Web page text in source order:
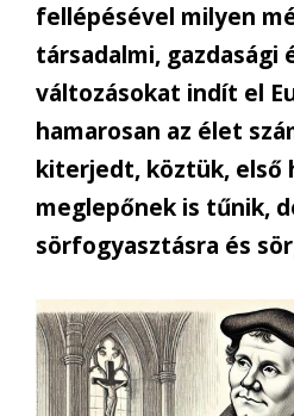
fellépésével milyen
társadalmi, gazdasági
változásokat indít el
hamarosan az élet
kiterjedt, köztük, első
meglepőnek is tűnik,
sörfogyasztásra és